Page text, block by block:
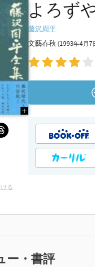
よろず
藤沢周平
文藝春秋 (1993年4月7
る
ー・書評